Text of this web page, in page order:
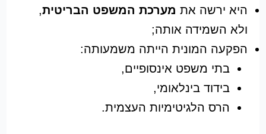
היא ירשה את מערכת המשפט הבריטית,
ולא השמידה אותה;
הפקעה המונית הייתה משמעותה:
בתי משפט אינסופיים,
בידוד בינלאומי,
הרס הלגיטימיות העצמית.